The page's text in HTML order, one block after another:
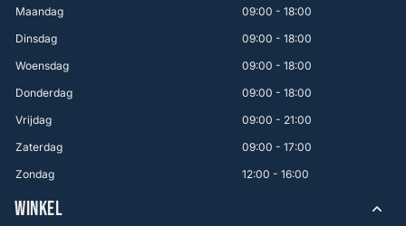
Maandag
09:00 - 18:00
Dinsdag
09:00 - 18:00
Woensdag
09:00 - 18:00
Donderdag
09:00 - 18:00
Vrijdag
09:00 - 21:00
Zaterdag
09:00 - 17:00
Zondag
12:00 - 16:00
WINKEL